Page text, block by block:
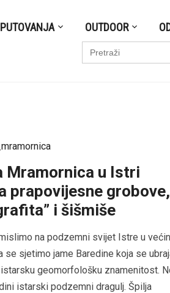
PUTOVANJA OUTDOOR
Search
for:
Mramornica u Istri
prapovijesne grobove,
i šišmiše
na podzemni svijet Istre u
se sjetimo jame Baredine koja se
geomorfološku znamenitost.
istarski podzemni dragulj. Špilja